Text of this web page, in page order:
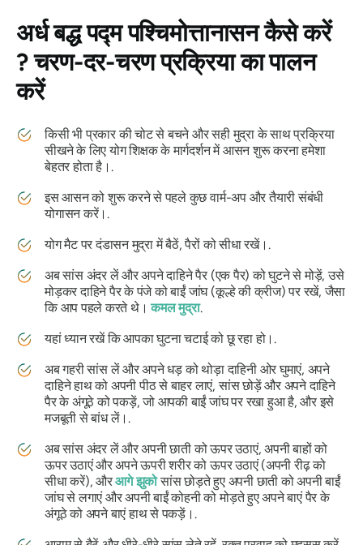
अर्ध बद्ध पद्म पश्चिमोत्तानासनकैसे करें
? चरण-दर-चरण प्रक्रिया का पालन
करें
किसी भी प्रकार की चोट से बचने और सही मुद्रा के साथ प्रक्रिया
सीखने के लिए योग शिक्षक के मार्गदर्शन में आसन शुरू करना हमेशा
बेहतर होता है।.
इस आसन को शुरू करने से पहले कुछ वार्म-अप और तैयारी संबंधी
योगासन करें।.
योग मैट पर दंडासन मुद्रा में बैठें, पैरों को सीधा रखें।.
अब सांस अंदर लें और अपने दाहिने पैर (एक पैर) को घुटने से मोड़ें, उसे
मोड़कर दाहिने पैर के पंजे को बाईं जांघ (कूल्हे की क्रीज) पर रखें, जैसा
कि आप पहले करते थे।कमल मुद्रा.
यहां ध्यान रखें कि आपका घुटना चटाई को छू रहा हो।.
अब गहरी सांस लें और अपने धड़ को थोड़ा दाहिनी ओर घुमाएं, अपने
दाहिने हाथ को अपनी पीठ से बाहर लाएं, सांस छोड़ें और अपने दाहिने
पैर के अंगूठे को पकड़ें, जो आपकी बाईं जांघ पर रखा हुआ है, और इसे
मजबूती से बांध लें।.
अब सांस अंदर लें और अपनी छाती को ऊपर उठाएं, अपनी बाहों को
ऊपर उठाएं और अपने ऊपरी शरीर को ऊपर उठाएं (अपनी रीढ़ को
सीधा करें), औरआगे झुकोसांस छोड़ते हुए अपनी छाती को अपनी बाईं
जांघ से लगाएं और अपनी बाईं कोहनी को मोड़ते हुए अपने बाएं पैर के
अंगूठे को अपने बाएं हाथ से पकड़ें।.